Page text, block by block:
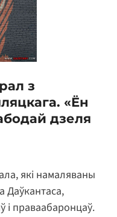
з
«Ён
дзеля
які намаляваны
Даўкантаса,
і праваабаронцаў.